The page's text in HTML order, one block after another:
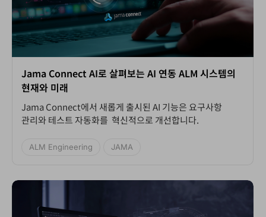
Jama Connect AI로 살펴보는 AI 연동 ALM 시스템의
현재와 미래
Jama Connect에서 새롭게 출시된 AI 기능은 요구사항
관리와 테스트 자동화를 혁신적으로 개선합니다.
ALM Engineering JAMA